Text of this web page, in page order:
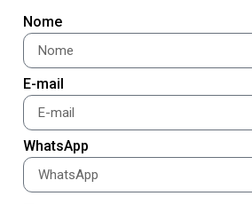
Nome
E-mail
WhatsApp